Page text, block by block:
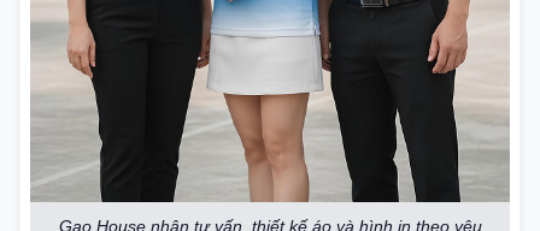
Gạo House nhận tư vấn, thiết kế áo và hình in theo yêu